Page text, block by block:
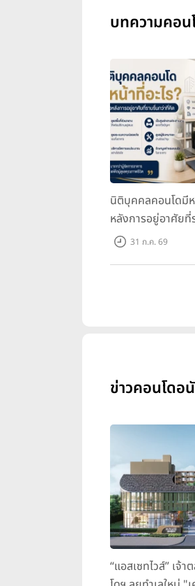
บทความคอน
นิติบุคคลคอนโดมีห
หลังการอยู่อาศัย
31 ก.ค. 69
ข่าวคอนโดอ
“แอสเซทไวส์” เจ้